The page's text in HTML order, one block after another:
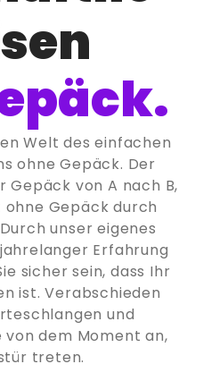
Welt des einfachen
ohne Gepäck. Der
von A nach B,
Gepäck durch
unser eigenes
Erfahrung
sicher sein, dass Ihr
ist. Verabschieden
und
von dem Moment an,
treten.